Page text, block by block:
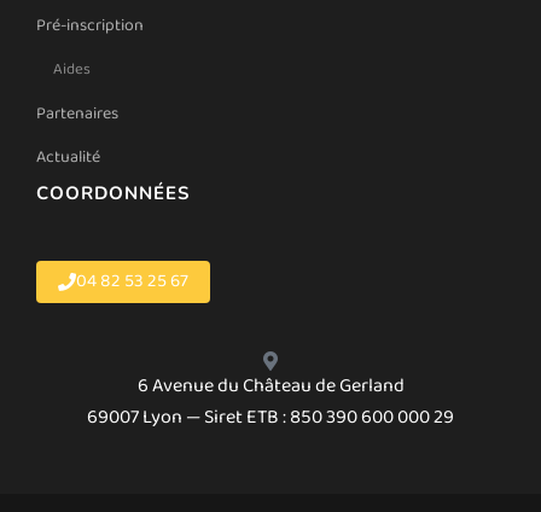
Pré-inscription
Aides
Partenaires
Actualité
COORDONNÉES
04 82 53 25 67
6 Avenue du Château de Gerland
69007 Lyon — Siret ETB : 850 390 600 000 29